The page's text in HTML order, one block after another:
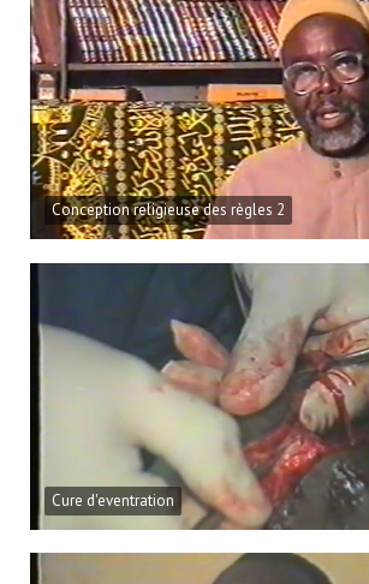
Conception religieuse des règles 2
Cure d'eventration